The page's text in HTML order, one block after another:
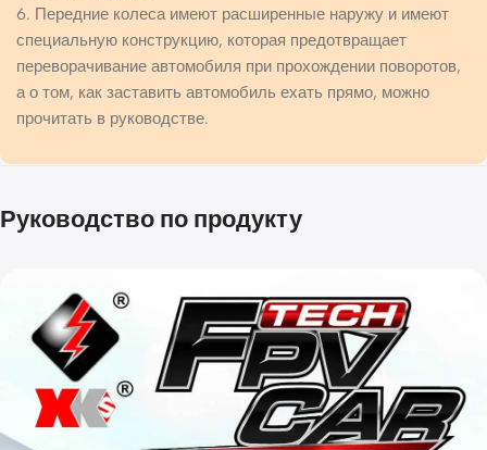
6. Передние колеса имеют расширенные наружу и имеют
специальную конструкцию, которая предотвращает
переворачивание автомобиля при прохождении поворотов,
а о том, как заставить автомобиль ехать прямо, можно
прочитать в руководстве.
Руководство по продукту